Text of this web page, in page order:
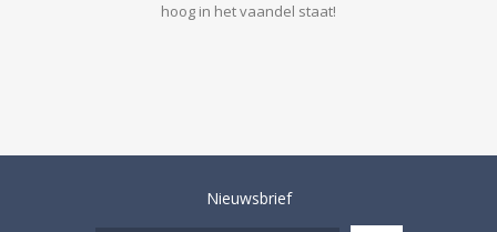
hoog in het vaandel staat!
Nieuwsbrief